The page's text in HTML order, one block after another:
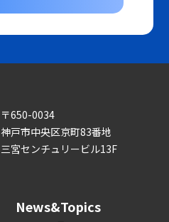
〒650-0034
神戸市中央区京町83番地
三宮センチュリービル13F
News&Topics